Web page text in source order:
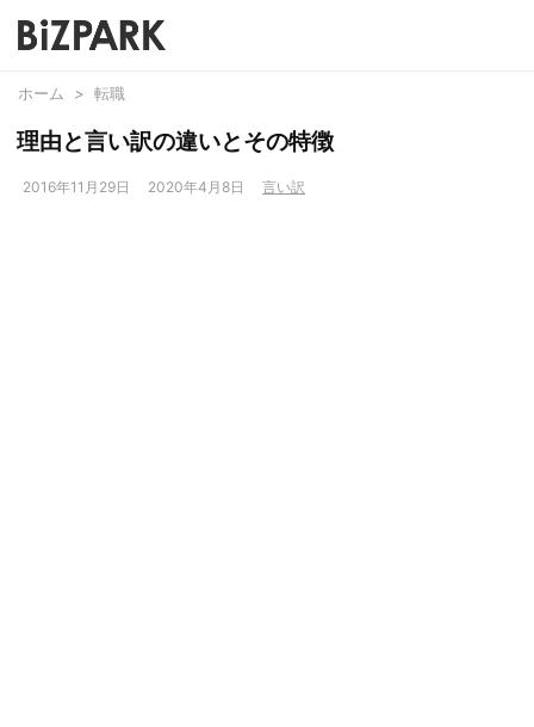
ホーム > 転職
理由と言い訳の違いとその特徴
2016年11月29日 2020年4月8日 言い訳